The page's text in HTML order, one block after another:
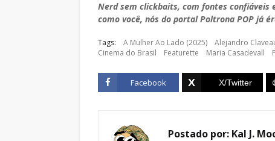
Nerd sem clickbaits, com fontes confiáveis
como você, nós do portal Poltrona POP já
Tags: A Mulher Ao Lado (2025) Alejandro
Cinema do Brasil
Featurette Maria Casadevall
Facebook
Postado por: Kal J.